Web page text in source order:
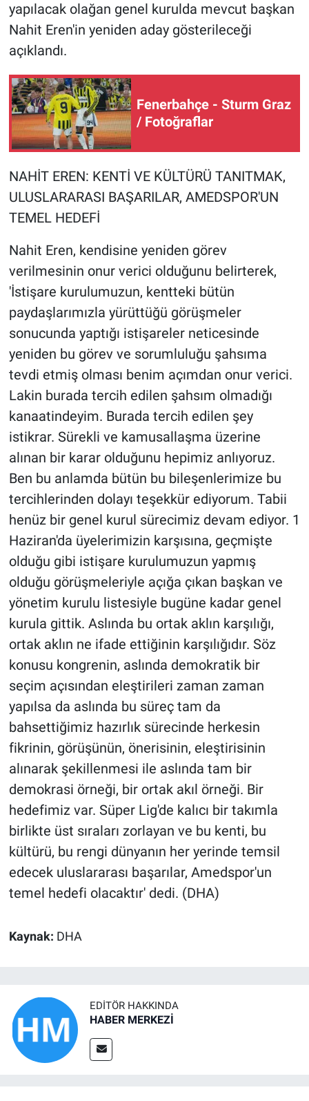
yapılacak olağan genel kurulda mevcut başkan
Nahit Eren'in yeniden aday gösterileceği
açıklandı.
Fenerbahçe - Sturm Graz
/ Fotoğraflar
NAHİT EREN: KENTİ VE KÜLTÜRÜ TANITMAK,
ULUSLARARASI BAŞARILAR, AMEDSPOR'UN
TEMEL HEDEFİ
Nahit Eren, kendisine yeniden görev
verilmesinin onur verici olduğunu belirterek,
'İstişare kurulumuzun, kentteki bütün
paydaşlarımızla yürüttüğü görüşmeler
sonucunda yaptığı istişareler neticesinde
yeniden bu görev ve sorumluluğu şahsıma
tevdi etmiş olması benim açımdan onur verici.
Lakin burada tercih edilen şahsım olmadığı
kanaatindeyim. Burada tercih edilen şey
istikrar. Sürekli ve kamusallaşma üzerine
alınan bir karar olduğunu hepimiz anlıyoruz.
Ben bu anlamda bütün bu bileşenlerimize bu
tercihlerinden dolayı teşekkür ediyorum. Tabii
henüz bir genel kurul sürecimiz devam ediyor. 1
Haziran'da üyelerimizin karşısına, geçmişte
olduğu gibi istişare kurulumuzun yapmış
olduğu görüşmeleriyle açığa çıkan başkan ve
yönetim kurulu listesiyle bugüne kadar genel
kurula gittik. Aslında bu ortak aklın karşılığı,
ortak aklın ne ifade ettiğinin karşılığıdır. Söz
konusu kongrenin, aslında demokratik bir
seçim açısından eleştirileri zaman zaman
yapılsa da aslında bu süreç tam da
bahsettiğimiz hazırlık sürecinde herkesin
fikrinin, görüşünün, önerisinin, eleştirisinin
alınarak şekillenmesi ile aslında tam bir
demokrasi örneği, bir ortak akıl örneği. Bir
hedefimiz var. Süper Lig'de kalıcı bir takımla
birlikte üst sıraları zorlayan ve bu kenti, bu
kültürü, bu rengi dünyanın her yerinde temsil
edecek uluslararası başarılar, Amedspor'un
temel hedefi olacaktır' dedi. (DHA)
Kaynak: DHA
EDITÖR HAKKINDA
HABER MERKEZİ